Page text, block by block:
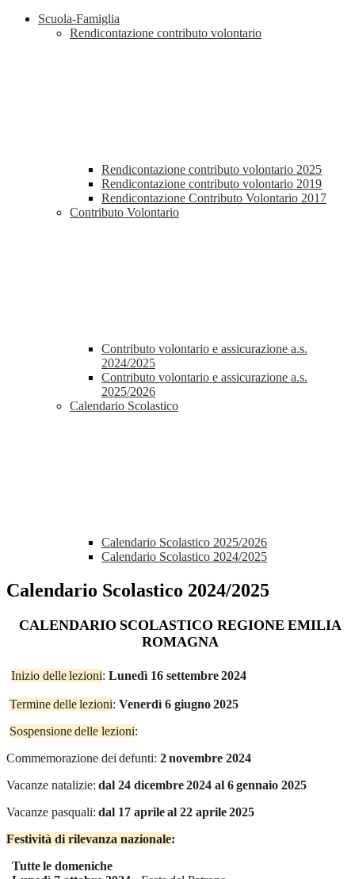
Scuola-Famiglia
Rendicontazione contributo volontario
Rendicontazione contributo volontario 2025
Rendicontazione contributo volontario 2019
Rendicontazione Contributo Volontario 2017
Contributo Volontario
Contributo volontario e assicurazione a.s.
2024/2025
Contributo volontario e assicurazione a.s.
2025/2026
Calendario Scolastico
Calendario Scolastico 2025/2026
Calendario Scolastico 2024/2025
Calendario Scolastico 2024/2025
CALENDARIO SCOLASTICO REGIONE EMILIA
ROMAGNA
Inizio delle lezioni:Lunedì 16 settembre 2024
Terminedellelezioni:Venerdì 6 giugno 2025
Sospensione delle lezioni:
Commemorazione dei defunti: 2 novembre 2024
Vacanze natalizie: dal 24 dicembre 2024 al 6 gennaio 2025
Vacanze pasquali: dal 17 aprile al 22 aprile 2025
Festività di rilevanza nazionale:
Tutte le domeniche